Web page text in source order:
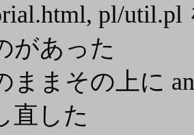
pl/
があった
ままその上に
直した